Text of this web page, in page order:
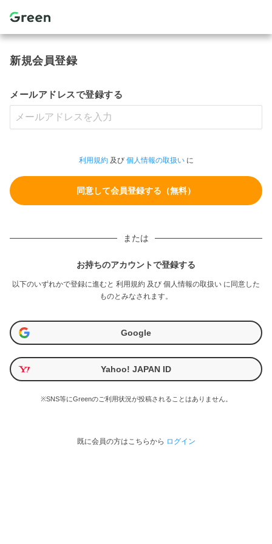
新規会員登録
メールアドレスで登録する
利用規約及び 個人情報の取扱いに
または
お持ちのアカウントで登録する
以下のいずれかで登録に進むと 利用規約 及び 個人情報の取扱い に同意した
ものとみなされます。
Google
Yahoo! JAPAN ID
※SNS等にGreenのご利用状況が投稿されることはありません。
既に会員の方はこちらから ログイン